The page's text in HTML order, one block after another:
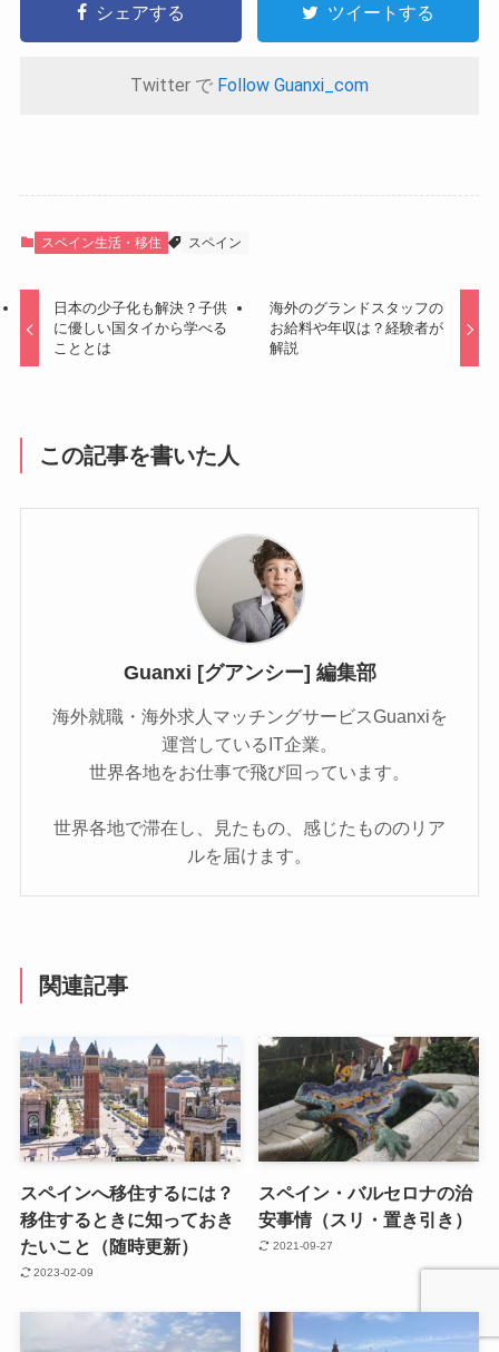
シェアする ツイートする
Twitter で Follow Guanxi_com
スペイン生活・移住 スペイン
日本の少子化も解決？子供
に優しい国タイから学べる
こととは
海外のグランドスタッフの
お給料や年収は？経験者が
解説
この記事を書いた人
Guanxi [グアンシー] 編集部
海外就職・海外求人マッチングサービスGuanxiを
運営しているIT企業。
世界各地をお仕事で飛び回っています。
世界各地で滞在し、見たもの、感じたもののリア
ルを届けます。
関連記事
スペインへ移住するには？
移住するときに知っておき
たいこと（随時更新）
2023-02-09
スペイン・バルセロナの治
安事情（スリ・置き引き）
2021-09-27